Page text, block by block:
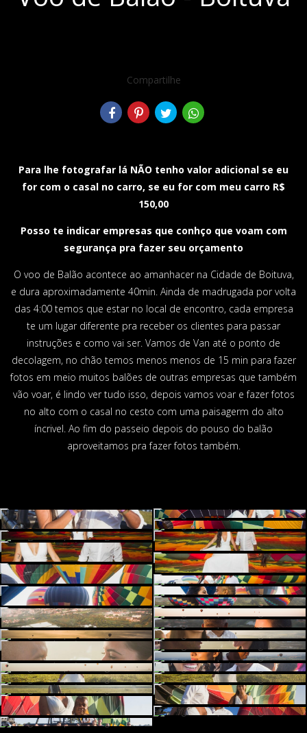
Compartilhe
Para lhe fotografar lá NÃO tenho valor adicional se eu
for com o casal no carro, se eu for com meu carro R$
150,00
Posso te indicar empresas que conhço que voam com
segurança pra fazer seu orçamento
O voo de Balão acontece ao amanhacer na Cidade de Boituva,
e dura aproximadamente 40min. Ainda de madrugada por volta
das 4:00 temos que estar no local de encontro, cada empresa
te um lugar diferente pra receber os clientes para passar
instruções e como vai ser. Vamos de Van até o ponto de
decolagem, no chão temos menos menos de 15 min para fazer
fotos em meio muitos balões de outras empresas que também
vão voar, é lindo ver tudo isso, depois vamos voar e fazer fotos
no alto com o casal no cesto com uma paisagerm do alto
íncrivel. Ao fim do passeio depois do pouso do balão
aproveitamos pra fazer fotos também.